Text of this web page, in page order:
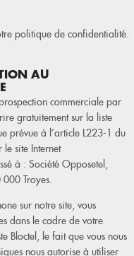
politique de confidentialité.
AU
commerciale par
gratuitement sur la liste
prévue à l’article L223-1 du
site Internet
à : Société Opposetel,
Troyes.
sur notre site, vous
dans le cadre de votre
Bloctel, le fait que vous nous
nous autorise à utiliser